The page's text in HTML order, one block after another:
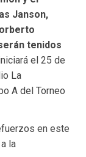
Janson,
tenidos
el 25 de
La
A del Torneo
en este
la